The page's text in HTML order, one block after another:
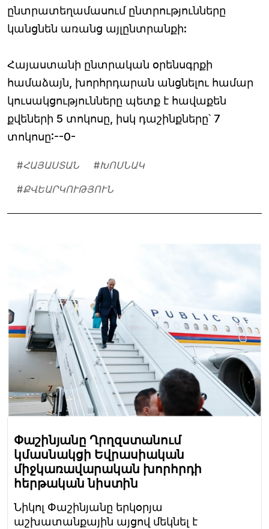
ընտրատեղամասում ընտրությունները
կանցնեն առանց այլընտրանքի:
Հայաստանի ընտրական օրենսգրքի
համաձայն, խորհրդարան անցնելու համար
կուսակցությունները պետք է հավաքեն
քվեների 5 տոկոսը, իսկ դաշինքները՝ 7
տոկոսը:--0-
#ՀԱՅԱՍՏԱՆ #ԽՈՍՆԱԿ
#ՔՎԵԱՐԿՈՒԹՅՈՒՆ
Փաշինյանը Ղրղզստանում
կմասնակցի Եվրասիական
միջկառավարական խորհրդի
հերթական նիստին
Նիկոլ Փաշինյանը երկօրյա
աշխատանքային այցով մեկնել է